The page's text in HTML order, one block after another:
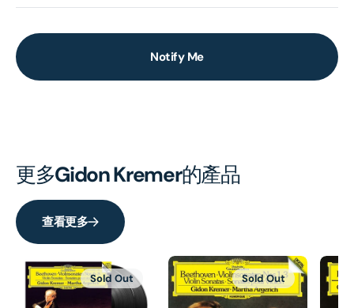
Notify Me
更多Gidon Kremer的產品
查看更多
Sold Out Sold Out